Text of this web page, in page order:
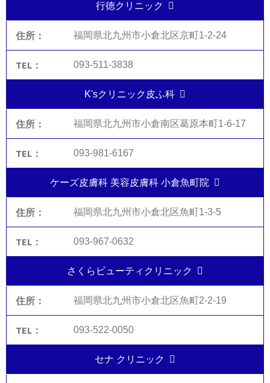
行徳クリニック
福岡県北九州市小倉北区京町1-2-24
093-511-3838
K'sクリニック皮ふ科
福岡県北九州市小倉南区葛原本町1-6-17
093-981-6167
ケーズ皮膚科 美容皮膚科 小倉魚町院
福岡県北九州市小倉北区魚町1-3-5
093-967-0632
さくらビューティクリニック
福岡県北九州市小倉北区魚町2-2-19
093-522-0050
セナ クリニック